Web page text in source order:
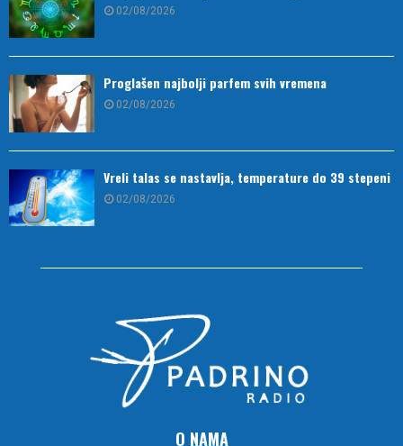
02/08/2026
Proglašen najbolji parfem svih vremena
02/08/2026
Vreli talas se nastavlja, temperature do 39 stepeni
02/08/2026
O NAMA